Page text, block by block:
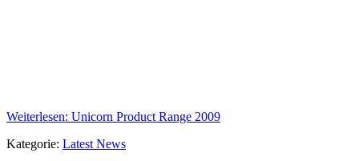
Weiterlesen: Unicorn Product Range 2009
Kategorie: Latest News